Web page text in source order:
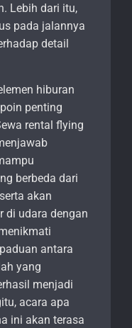
Lebih dari itu,
pada jalannya
detail
hiburan
penting
rental flying
berbeda dari
akan
di udara dengan
antara
yang
menjadi
acara apa
ini akan terasa